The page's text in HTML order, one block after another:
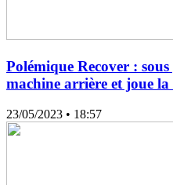
Polémique Recover :
machine arrière et joue
23/05/2023 • 18:57